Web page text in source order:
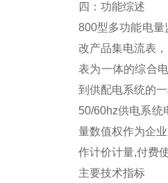
四： 功能综述
800型多功能电量
改产品集电流表
表为一体的综合
到供配电系统的
50/60hz供电系统
量数值权作为企
作计价计量,付费
主要技术指标